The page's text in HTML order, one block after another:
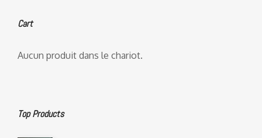
Cart
Aucun produit dans le chariot.
Top Products